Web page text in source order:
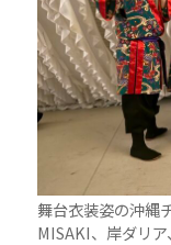
舞台衣装姿の沖縄
MISAKI、岸ダリ